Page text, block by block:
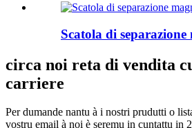
Scatola di separazione
circa noi reta di vendita
carriere
Per dumande nantu à i nostri prudutti o
vostru email à noi è seremu in cuntattu in